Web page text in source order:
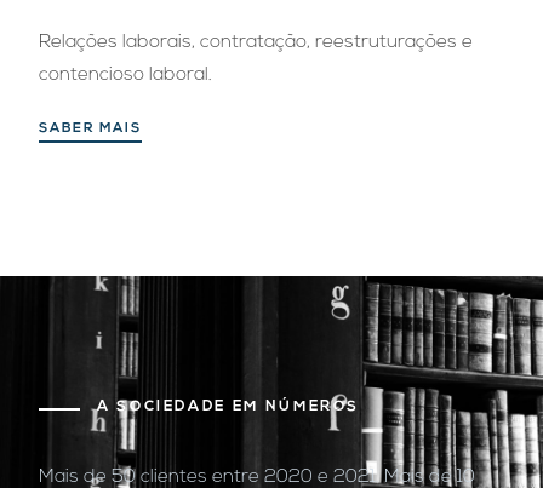
Relações laborais, contratação, reestruturações e
contencioso laboral.
SABER MAIS
A SOCIEDADE EM NÚMEROS
Mais de 50 clientes entre 2020 e 2021. Mais de 10